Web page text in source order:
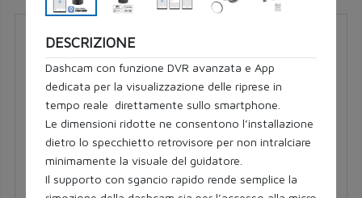
07452
DESCRIZIONE
Dashcam con funzione DVR avanzata e App dedicata
per la visualizzazione delle riprese in tempo reale
direttamente sullo smartphone.
Le dimensioni ridotte ne consentono l’installazione
dietro lo specchietto retrovisore per non intralciare
minimamente la visuale del guidatore.
Il supporto con sgancio rapido rende semplice la